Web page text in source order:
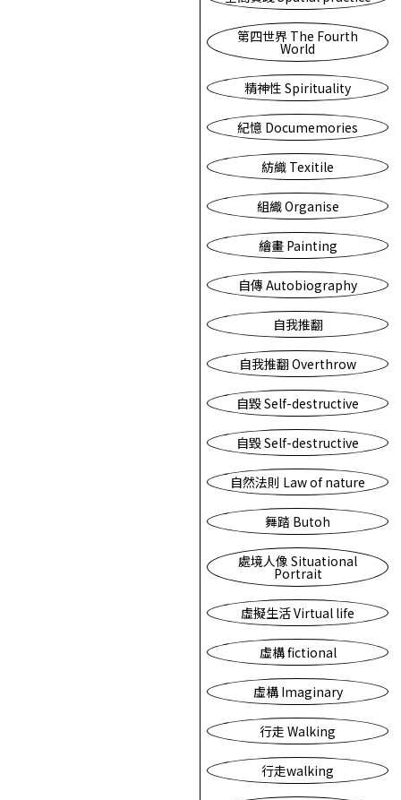
第四世界 The Fourth
World
精神性 Spirituality
紀憶 Documemories
紡織 Texitile
組織 Organise
繪畫 Painting
自傳 Autobiography
自我推翻
自我推翻 Overthrow
自毀 Self-destructive
自毀 Self-destructive
自然法則 Law of nature
舞踏 Butoh
處境人像 Situational
Portrait
虛擬生活 Virtual life
虛構 fictional
虛構 Imaginary
行走 Walking
行走walking